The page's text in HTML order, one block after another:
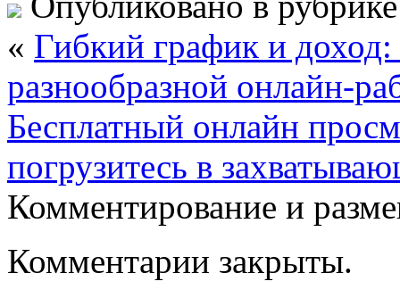
« Гибкий график и
разнообразной онлайн-
Бесплатный онлайн
погрузитесь в
Комментирование и
Комментарии закрыты.